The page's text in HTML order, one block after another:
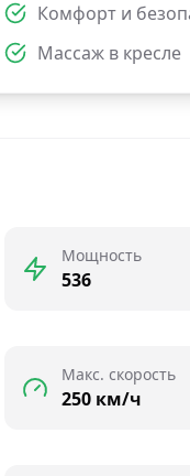
Комфорт и
Массаж в кресле
Мощность
536
Макс. скорость
250 км/ч